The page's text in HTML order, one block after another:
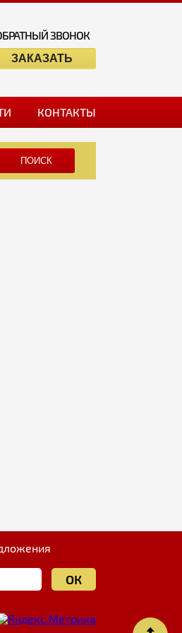
ЗВОНОК
ЗАКАЗАТЬ
КОНТАКТЫ
ПОИСК